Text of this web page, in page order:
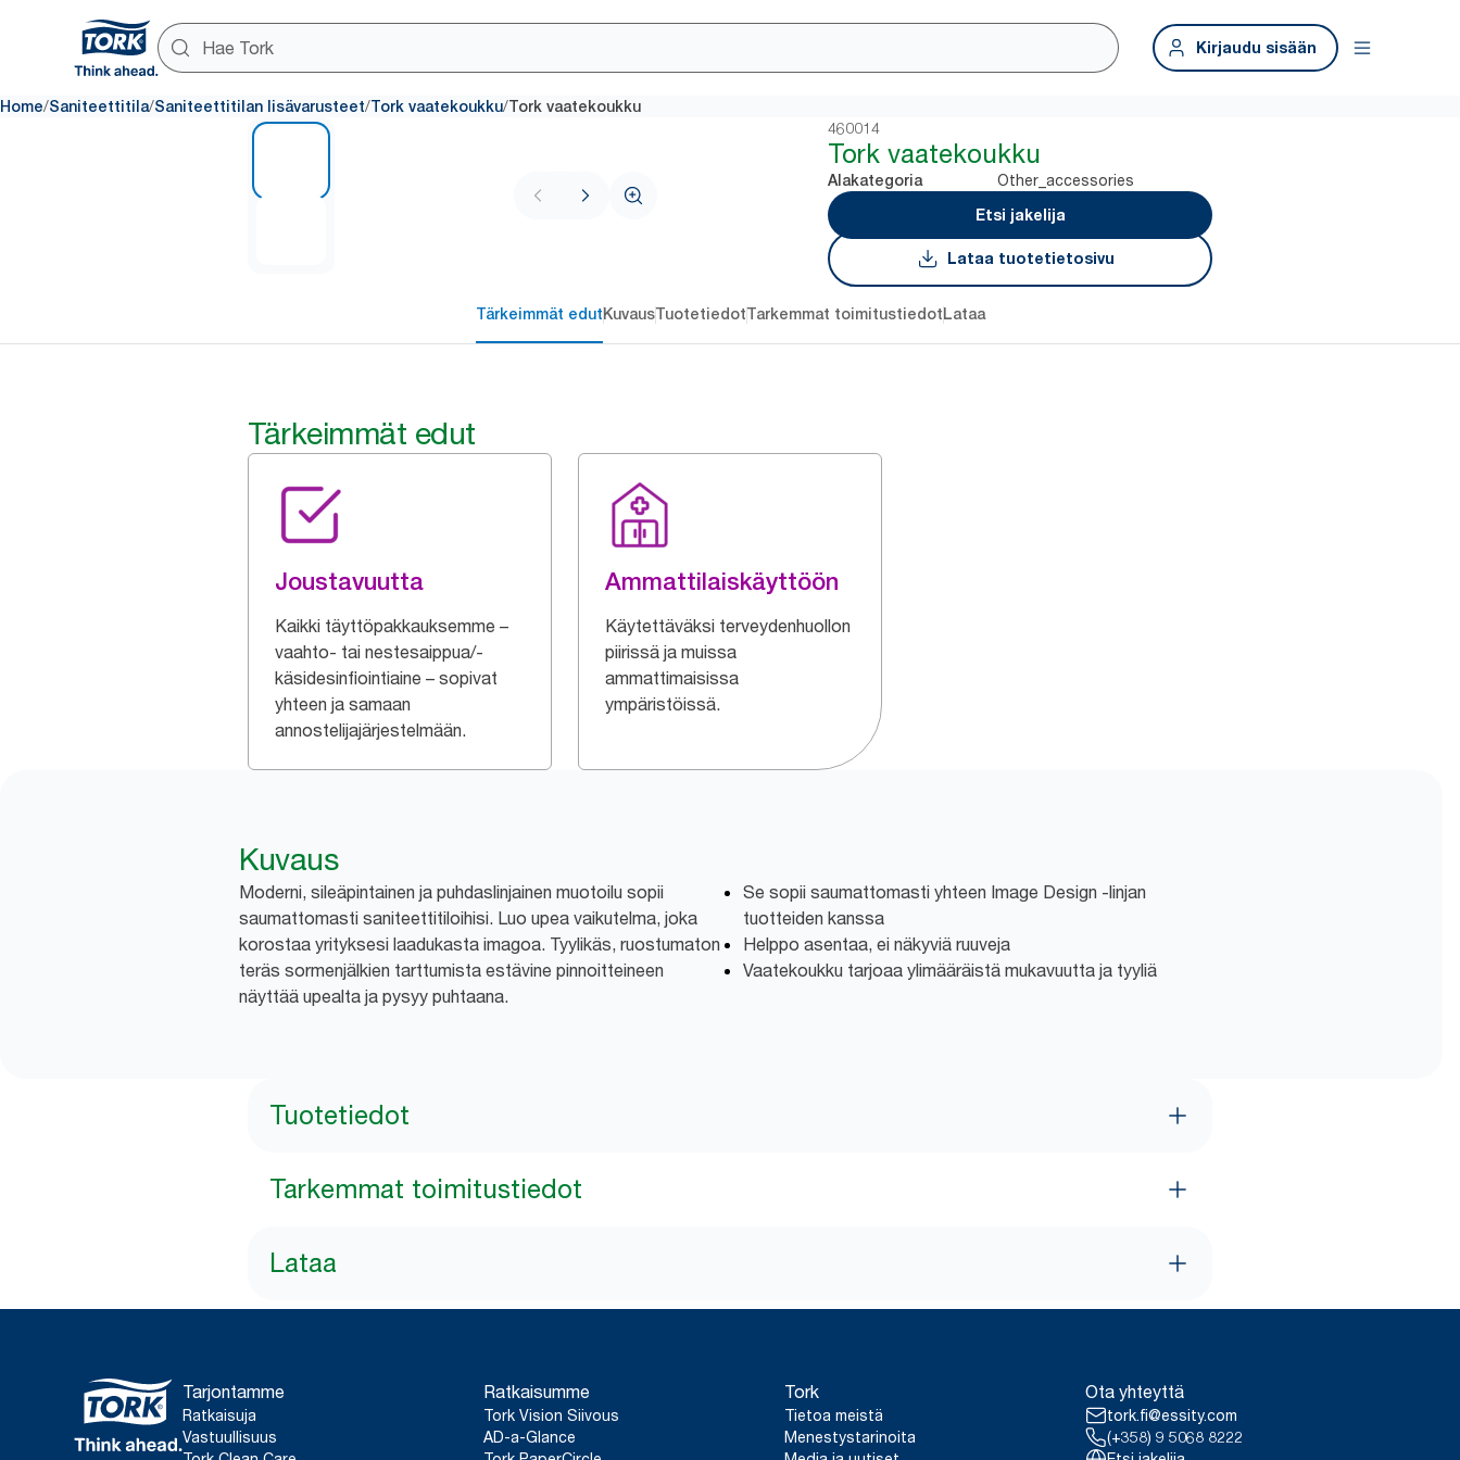
Kirjaudu sisään
Home/Saniteettitila/Saniteettitilan lisävarusteet/Tork vaatekoukku/Tork vaatekoukku
460014
Tork vaatekoukku
Alakategoria
Other_accessories
Etsi jakelija
Lataa tuotetietosivu
Tärkeimmät edutKuvausTuotetiedotTarkemmat toimitustiedotLataa
Tärkeimmät edut
Joustavuutta
Kaikki täyttöpakkauksemme –
vaahto- tai nestesaippua/-
käsidesinfiointiaine – sopivat
yhteen ja samaan
annostelijajärjestelmään.
Ammattilaiskäyttöön
Käytettäväksi terveydenhuollon
piirissä ja muissa
ammattimaisissa
ympäristöissä.
Kuvaus
Moderni, sileäpintainen ja puhdaslinjainen muotoilu sopii
saumattomasti saniteettitiloihisi. Luo upea vaikutelma, joka
korostaa yrityksesi laadukasta imagoa. Tyylikäs, ruostumaton
teräs sormenjälkien tarttumista estävine pinnoitteineen
näyttää upealta ja pysyy puhtaana.
Se sopii saumattomasti yhteen Image Design -linjan
tuotteiden kanssa
Helppo asentaa, ei näkyviä ruuveja
Vaatekoukku tarjoaa ylimääräistä mukavuutta ja tyyliä
Tuotetiedot
Tarkemmat toimitustiedot
Lataa
Tarjontamme
Ratkaisuja
Vastuullisuus
Ratkaisumme
Tork Vision Siivous
AD-a-Glance
Tork
Tietoa meistä
Menestystarinoita
Ota yhteyttä
tork.fi@essity.com
(+358) 9 5068 8222